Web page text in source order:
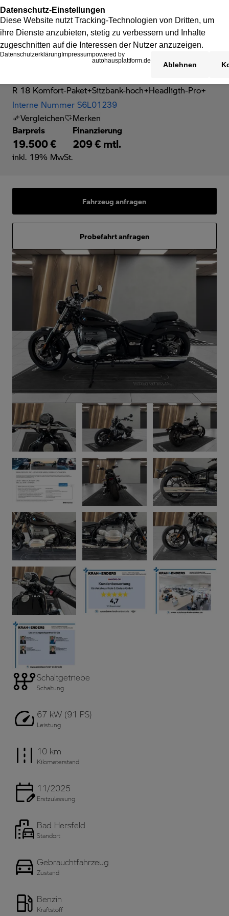
R 18 Komfort-Paket+Sitzbank-hoch+Headligth-Pro+
Interne Nummer S6L01239
Vergleichen
Merken
Barpreis
19.500 €
inkl. 19% MwSt.
Finanzierung
209 € mtl.
Fahrzeug anfragen
Probefahrt anfragen
Schaltgetriebe
Schaltung
67 kW (91 PS)
Leistung
10 km
Kilometerstand
11/2025
Erstzulassung
Bad Hersfeld
Standort
Gebrauchtfahrzeug
Zustand
Benzin
Kraftstoff